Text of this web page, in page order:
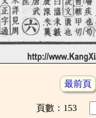
最前頁
頁數：153